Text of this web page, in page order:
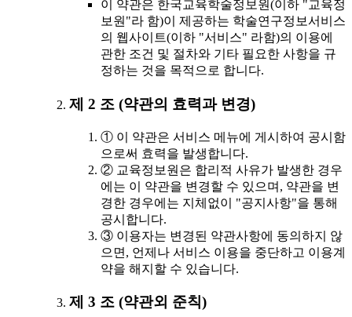
이 약관은 한국교육학술정보원(이하 "교육정
보원"라 함)이 제공하는 학술연구정보서비스
의 웹사이트(이하 "서비스" 라함)의 이용에
관한 조건 및 절차와 기타 필요한 사항을 규
정하는 것을 목적으로 합니다.
제 2 조 (약관의 효력과 변경)
① 이 약관은 서비스 메뉴에 게시하여 공시함
으로써 효력을 발생합니다.
② 교육정보원은 합리적 사유가 발생한 경우
에는 이 약관을 변경할 수 있으며, 약관을 변
경한 경우에는 지체없이 "공지사항"을 통해
공시합니다.
③ 이용자는 변경된 약관사항에 동의하지 않
으면, 언제나 서비스 이용을 중단하고 이용계
약을 해지할 수 있습니다.
제 3 조 (약관외 준칙)